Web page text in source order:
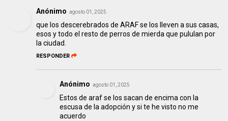
Anónimo agosto 01, 2025
que los descerebrados de ARAF se los lleven a sus casas,
esos y todo el resto de perros de mierda que pululan por
la ciudad.
RESPONDER
Anónimo agosto 01, 2025
Estos de araf se los sacan de encima con la
escusa de la adopción y si te he visto no me
acuerdo